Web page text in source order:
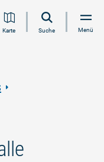
Karte Suche Menü